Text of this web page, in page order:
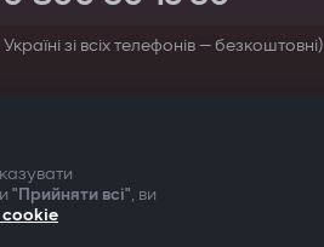
зі всіх телефонів — безкоштовні)
"Прийняти всі", ви
cookie